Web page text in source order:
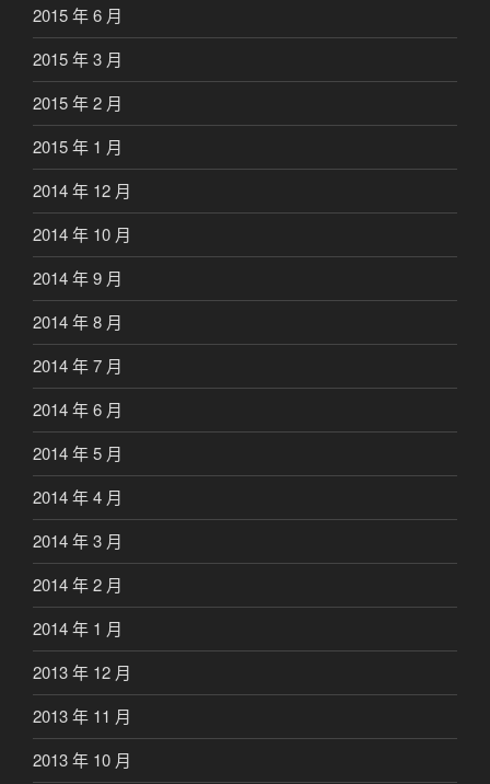
2015 年 6 月
2015 年 3 月
2015 年 2 月
2015 年 1 月
2014 年 12 月
2014 年 10 月
2014 年 9 月
2014 年 8 月
2014 年 7 月
2014 年 6 月
2014 年 5 月
2014 年 4 月
2014 年 3 月
2014 年 2 月
2014 年 1 月
2013 年 12 月
2013 年 11 月
2013 年 10 月